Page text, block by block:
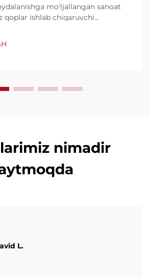
mo'ljallangan sanoat
qoplar ishlab chiqaruvchi
nimadir
L.